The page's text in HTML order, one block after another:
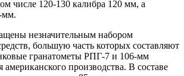
числе 120-130 калибра 120 мм, а
мм.
незначительным набором
большую часть которых составляют
гранатометы РПГ-7 и 106-мм
американского производства. В составе